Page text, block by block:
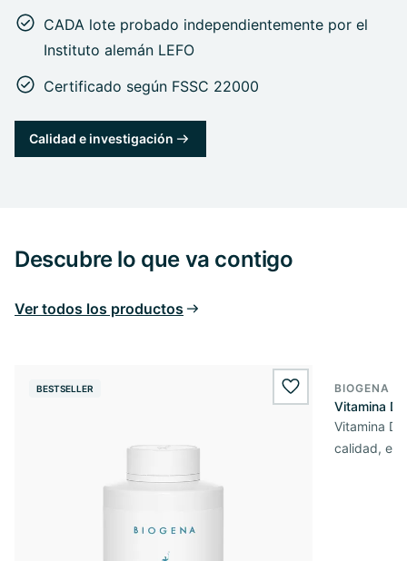
CADA lote probado independientemente por el
Instituto alemán LEFO
Certificado según FSSC 22000
Calidad e investigación
Descubre lo que va contigo
Ver todos los productos
BESTSELLER wishlist.add
BIOGENA
Vitamina
Vitamina
calidad, en